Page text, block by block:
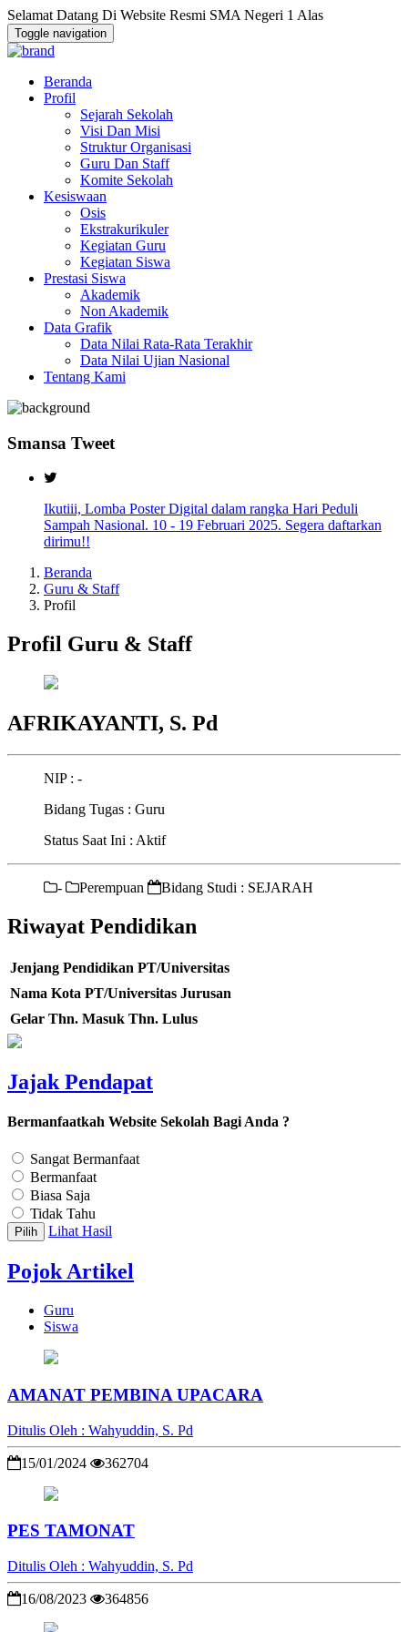
Selamat Datang Di Website Resmi SMA Negeri 1 Alas
Toggle navigation
Beranda
Profil
Sejarah Sekolah
Visi Dan Misi
Struktur Organisasi
Guru Dan Staff
Komite Sekolah
Kesiswaan
Osis
Ekstrakurikuler
Kegiatan Guru
Kegiatan Siswa
Prestasi Siswa
Akademik
Non Akademik
Data Grafik
Data Nilai Rata-Rata Terakhir
Data Nilai Ujian Nasional
Tentang Kami
Smansa Tweet
Ikutiii, Lomba Poster Digital dalam rangka Hari Peduli
Sampah Nasional. 10 - 19 Februari 2025. Segera daftarkan
dirimu!!
Beranda
Guru & Staff
Profil
Profil Guru & Staff
AFRIKAYANTI, S. Pd
NIP : -
Bidang Tugas : Guru
Status Saat Ini : Aktif
- Perempuan Bidang Studi : SEJARAH
Riwayat Pendidikan
Jenjang Pendidikan PT/Universitas
Nama Kota PT/Universitas Jurusan
Gelar Thn. Masuk Thn. Lulus
Jajak Pendapat
Bermanfaatkah Website Sekolah Bagi Anda ?
Sangat Bermanfaat
Bermanfaat
Biasa Saja
Tidak Tahu
Pilih Lihat Hasil
Pojok Artikel
Guru
Siswa
AMANAT PEMBINA UPACARA
Ditulis Oleh : Wahyuddin, S. Pd
15/01/2024 362704
PES TAMONAT
Ditulis Oleh : Wahyuddin, S. Pd
16/08/2023 364856